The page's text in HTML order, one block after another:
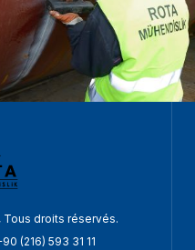
Tous droits réservés.
(216) 593 31 11